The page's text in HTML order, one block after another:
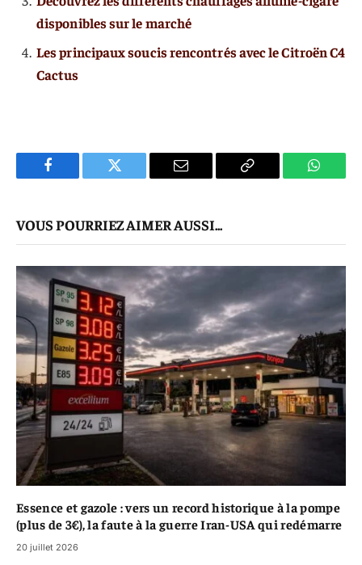
disponibles sur le marché
Les principaux soucis rencontrés avec le Citroën C4
Cactus
Facebook Twitter
E-
Copier
VOUS POURRIEZ AIMER AUSSI...
Essence et gazole : vers un record historique à la pompe
(plus de 3€), la faute à la guerre Iran-USA qui redémarre
20 juillet 2026